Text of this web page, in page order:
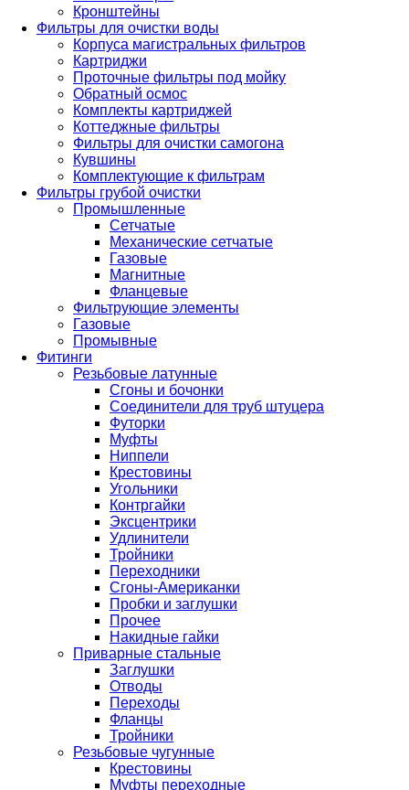
Кронштейны
Фильтры для очистки воды
Корпуса магистральных фильтров
Картриджи
Проточные фильтры под мойку
Обратный осмос
Комплекты картриджей
Коттеджные фильтры
Фильтры для очистки самогона
Кувшины
Комплектующие к фильтрам
Фильтры грубой очистки
Промышленные
Сетчатые
Механические сетчатые
Газовые
Магнитные
Фланцевые
Фильтрующие элементы
Газовые
Промывные
Фитинги
Резьбовые латунные
Сгоны и бочонки
Соединители для труб штуцера
Футорки
Муфты
Ниппели
Крестовины
Угольники
Контргайки
Эксцентрики
Удлинители
Тройники
Переходники
Сгоны-Американки
Пробки и заглушки
Прочее
Накидные гайки
Приварные стальные
Заглушки
Отводы
Переходы
Фланцы
Тройники
Резьбовые чугунные
Крестовины
Муфты переходные